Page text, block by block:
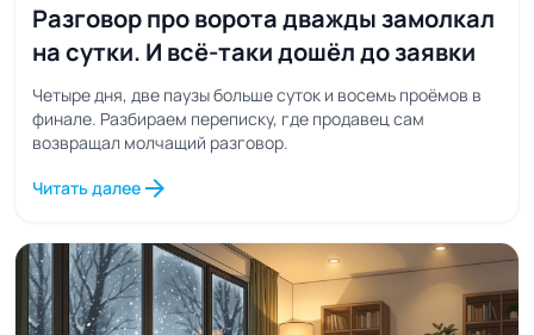
Разговор про ворота дважды замолкал
на сутки. И всё-таки дошёл до заявки
Четыре дня, две паузы больше суток и восемь проёмов в
финале. Разбираем переписку, где продавец сам
возвращал молчащий разговор.
Читать далее arrow_forward